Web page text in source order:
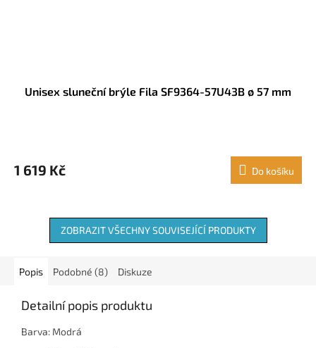
Unisex sluneční brýle Fila SF9364-57U43B ø 57 mm
1 619 Kč Do košíku
ZOBRAZIT VŠECHNY SOUVISEJÍCÍ PRODUKTY
Popis Podobné (8) Diskuze
Detailní popis produktu
Barva: Modrá